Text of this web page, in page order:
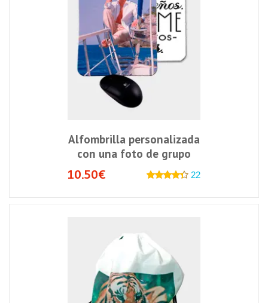
Alfombrilla personalizada
con una foto de grupo
10.50€
22